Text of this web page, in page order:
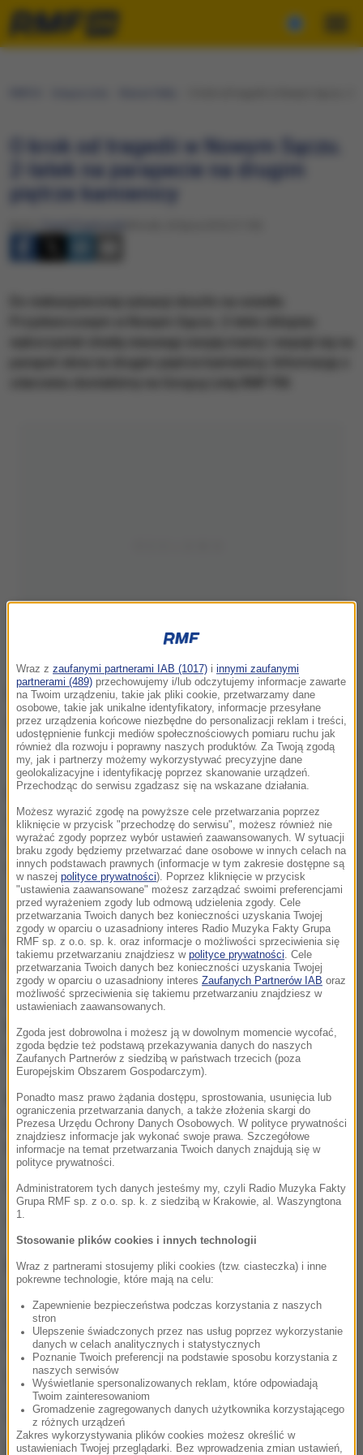
O krok od tragedii w Nowym Sączu.
2-latek na parapecie na drugim
piętrze kamienicy
Dwulatek w oknie. Na szczęście wszytsko skończyło się dobrze
Przechodnie zaraz po zauważeniu 2-latka w oknie
zawiadomili policję. Na miejscu pojawiła się także
straż pożarna. Na szczęście dziecko samo wróciło
do środka.
Jak dowiedział się nasz reporter Paweł Pawłowski,
matka chłopca była trzeźwa. Policja wyjaśnia,
dlaczego kobieta nie dopilnowała dziecka.
Gorąca Linia RMF FMjest do Waszej dyspozycji!
Przez całą dobę czekamy na informacje od Was,
zdjęcia i filmy.
Możecie dzwonić, wysyłać SMS-y lub MMS-y na
numer 600 700 800, pisać na adres mailowy
fakty@rmf.fmalbo skorzystać zformularza WWW
APA
Źródło: RMF FM
NAJWAŻNIEJSZE FAKTY
Ogromne kłęby dymu w
Warszawie. Spłonęły
samochody
Ewakuacja 160 osób w
Jeleniej Górze. Powodem
znaleziony niewybuch
Pożar zespołu szkół na
Wraz z zaufanymi partnerami IAB (1017) i innymi zaufanymi
partnerami (489) przechowujemy i/lub odczytujemy informacje zawarte
na Twoim urządzeniu, takie jak pliki cookie, przetwarzamy dane
osobowe, takie jak unikalne identyfikatory, informacje przesyłane
przez urządzenia końcowe niezbędne do personalizacji reklam i treści,
udostępnienie funkcji mediów społecznościowych pomiaru ruchu jak
również dla rozwoju i poprawny naszych produktów. Za Twoją zgodą
my, jak i partnerzy możemy wykorzystywać precyzyjne dane
geolokalizacyjne i identyfikację poprzez skanowanie urządzeń.
Przechodząc do serwisu zgadzasz się na wskazane działania.
Możesz wyrazić zgodę na powyższe cele przetwarzania poprzez
kliknięcie w przycisk "przechodzę do serwisu", możesz również nie
wyrażać zgody poprzez wybór ustawień zaawansowanych. W sytuacji
braku zgody będziemy przetwarzać dane osobowe w innych celach na
innych podstawach prawnych (informacje w tym zakresie dostępne są
w naszej polityce prywatności). Poprzez kliknięcie w przycisk
"ustawienia zaawansowane" możesz zarządzać swoimi preferencjami
przed wyrażeniem zgody lub odmową udzielenia zgody. Cele
przetwarzania Twoich danych bez konieczności uzyskania Twojej
zgody w oparciu o uzasadniony interes Radio Muzyka Fakty Grupa
RMF sp. z o.o. sp. k. oraz informacje o możliwości sprzeciwienia się
takiemu przetwarzaniu znajdziesz w polityce prywatności. Cele
przetwarzania Twoich danych bez konieczności uzyskania Twojej
zgody w oparciu o uzasadniony interes Zaufanych Partnerów IAB oraz
możliwość sprzeciwienia się takiemu przetwarzaniu znajdziesz w
ustawieniach zaawansowanych.
Zgoda jest dobrowolna i możesz ją w dowolnym momencie wycofać,
zgoda będzie też podstawą przekazywania danych do naszych
Zaufanych Partnerów z siedzibą w państwach trzecich (poza
Europejskim Obszarem Gospodarczym).
Ponadto masz prawo żądania dostępu, sprostowania, usunięcia lub
ograniczenia przetwarzania danych, a także złożenia skargi do
Prezesa Urzędu Ochrony Danych Osobowych. W polityce prywatności
znajdziesz informacje jak wykonać swoje prawa. Szczegółowe
informacje na temat przetwarzania Twoich danych znajdują się w
polityce prywatności.
Administratorem tych danych jesteśmy my, czyli Radio Muzyka Fakty
Grupa RMF sp. z o.o. sp. k. z siedzibą w Krakowie, al. Waszyngtona
1.
Stosowanie plików cookies i innych technologii
Wraz z partnerami stosujemy pliki cookies (tzw. ciasteczka) i inne
pokrewne technologie, które mają na celu:
Zapewnienie bezpieczeństwa podczas korzystania z naszych
stron
Ulepszenie świadczonych przez nas usług poprzez wykorzystanie
danych w celach analitycznych i statystycznych
Poznanie Twoich preferencji na podstawie sposobu korzystania z
naszych serwisów
Wyświetlanie spersonalizowanych reklam, które odpowiadają
Twoim zainteresowaniom
Gromadzenie zagregowanych danych użytkownika korzystającego
z różnych urządzeń
Zakres wykorzystywania plików cookies możesz określić w
ustawieniach Twojej przeglądarki. Bez wprowadzenia zmian ustawień,